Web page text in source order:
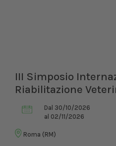
III Simposio
Riabilitazione
Dal 30/10/2026
al 02/11/2026
Roma (RM)